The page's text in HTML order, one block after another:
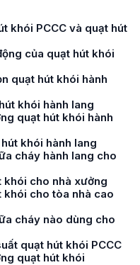
khói PCCC và quạt hút
của quạt hút khói
quạt hút khói hành
khói hành lang
quạt hút khói hành
khói hành lang
cháy hành lang cho
khói cho nhà xưởng
khói cho tòa nhà cao
cháy nào dùng cho
quạt hút khói PCCC
quạt hút khói